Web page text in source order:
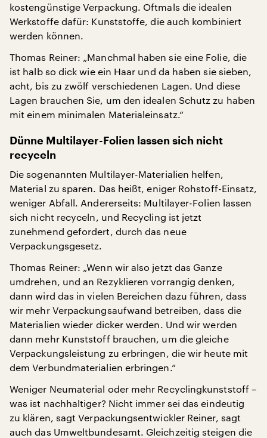
kostengünstige Verpackung. Oftmals die idealen
Werkstoffe dafür: Kunststoffe, die auch kombiniert
werden können.
Thomas Reiner: „Manchmal haben sie eine Folie, die
ist halb so dick wie ein Haar und da haben sie sieben,
acht, bis zu zwölf verschiedenen Lagen. Und diese
Lagen brauchen Sie, um den idealen Schutz zu haben
mit einem minimalen Materialeinsatz.“
Dünne Multilayer-Folien lassen sich nicht
recyceln
Die sogenannten Multilayer-Materialien helfen,
Material zu sparen. Das heißt, eniger Rohstoff-Einsatz,
weniger Abfall. Andererseits: Multilayer-Folien lassen
sich nicht recyceln, und Recycling ist jetzt
zunehmend gefordert, durch das neue
Verpackungsgesetz.
Thomas Reiner: „Wenn wir also jetzt das Ganze
umdrehen, und an Rezyklieren vorrangig denken,
dann wird das in vielen Bereichen dazu führen, dass
wir mehr Verpackungsaufwand betreiben, dass die
Materialien wieder dicker werden. Und wir werden
dann mehr Kunststoff brauchen, um die gleiche
Verpackungsleistung zu erbringen, die wir heute mit
dem Verbundmaterialien erbringen.“
Weniger Neumaterial oder mehr Recyclingkunststoff –
was ist nachhaltiger? Nicht immer sei das eindeutig
zu klären, sagt Verpackungsentwickler Reiner, sagt
auch das Umweltbundesamt. Gleichzeitig steigen die